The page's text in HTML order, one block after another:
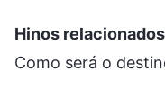
Hinos relacionados
Como será o